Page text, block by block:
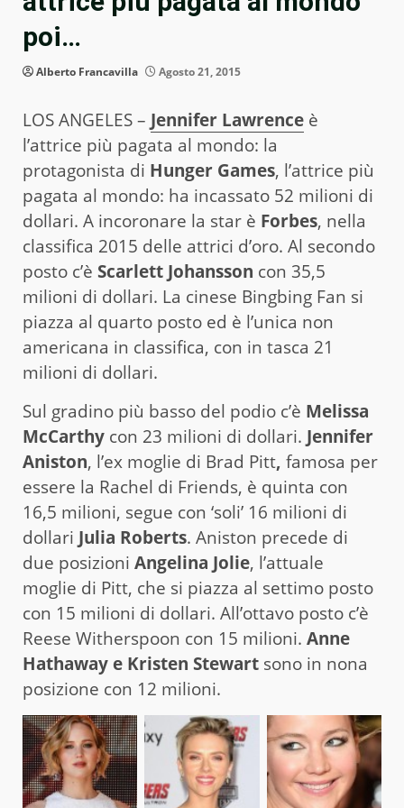
poi…
Alberto Francavilla Agosto 21, 2015
LOS ANGELES – Jennifer Lawrence è
l’attrice più pagata al mondo: la
protagonista di Hunger Games, l’attrice più
pagata al mondo: ha incassato 52 milioni di
dollari. A incoronare la star è Forbes, nella
classifica 2015 delle attrici d’oro. Al secondo
posto c’è Scarlett Johansson con 35,5
milioni di dollari. La cinese Bingbing Fan si
piazza al quarto posto ed è l’unica non
americana in classifica, con in tasca 21
milioni di dollari.
Sul gradino più basso del podio c’è Melissa
McCarthy con 23 milioni di dollari. Jennifer
Aniston, l’ex moglie di Brad Pitt, famosa per
essere la Rachel di Friends, è quinta con
16,5 milioni, segue con ‘soli’ 16 milioni di
dollari Julia Roberts. Aniston precede di
due posizioni Angelina Jolie, l’attuale
moglie di Pitt, che si piazza al settimo posto
con 15 milioni di dollari. All’ottavo posto c’è
Reese Witherspoon con 15 milioni. Anne
Hathaway e Kristen Stewart sono in nona
posizione con 12 milioni.